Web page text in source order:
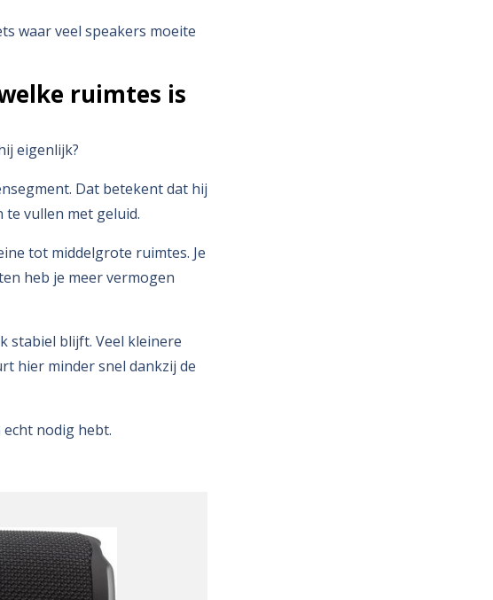
waar veel speakers moeite
ruimtes is
eigenlijk?
Dat betekent dat hij
vullen met geluid.
tot middelgrote ruimtes. Je
heb je meer vermogen
stabiel blijft. Veel kleinere
hier minder snel dankzij de
nodig hebt.